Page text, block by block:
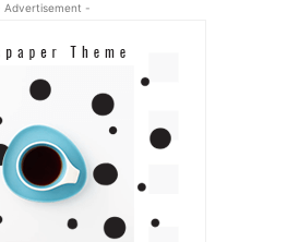
Advertisement -